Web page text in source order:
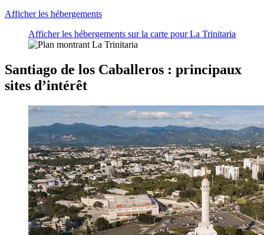
Afficher les hébergements
Afficher les hébergements sur la carte pour La Trinitaria
Santiago de los Caballeros : principaux
sites d’intérêt